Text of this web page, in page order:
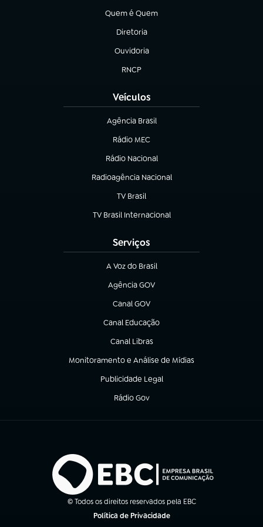
Quem é Quem
(abre em nova aba)
Diretoria
(abre em nova aba)
Ouvidoria
(abre em nova aba)
RNCP
(abre em nova aba)
Veículos
Agência Brasil
(abre em nova aba)
Rádio MEC
(abre em nova aba)
Rádio Nacional
Radioagência Nacional
(abre em nova aba)
TV Brasil
(abre em nova aba)
TV Brasil Internacional
(abre em nova aba)
Serviços
A Voz do Brasil
(abre em nova aba)
Agência GOV
(abre em nova aba)
Canal GOV
(abre em nova aba)
Canal Educação
(abre em nova aba)
Canal Libras
(abre em nova aba)
Monitoramento e Análise de Mídias
(abre em nova aba)
Publicidade Legal
(abre em nova aba)
Rádio Gov
(abre em nova aba)
© Todos os direitos reservados pela EBC
Política de Privacidade